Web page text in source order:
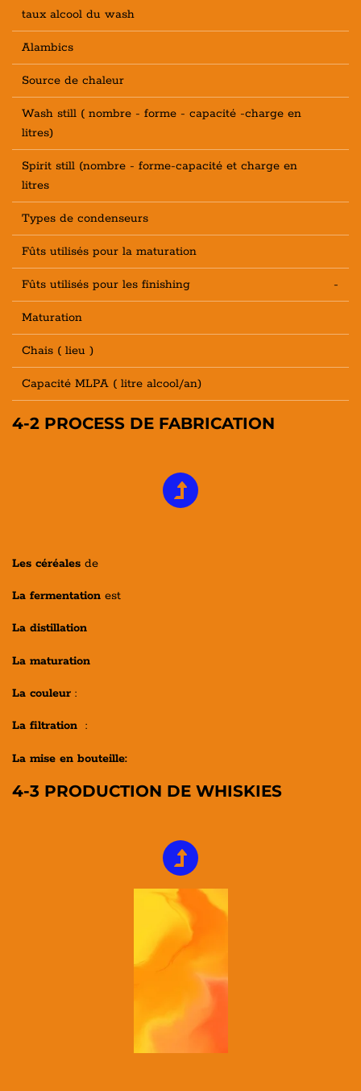
taux alcool du wash
Alambics
Source de chaleur
Wash still ( nombre - forme - capacité -charge en
litres)
Spirit still (nombre - forme-capacité et charge en
litres
Types de condenseurs
Fûts utilisés pour la maturation
Fûts utilisés pour les finishing -
Maturation
Chais ( lieu )
Capacité MLPA ( litre alcool/an)
4-2 PROCESS DE FABRICATION
Les céréales de
La fermentation est
La distillation
La maturation
La couleur :
La filtration :
La mise en bouteille:
4-3 PRODUCTION DE WHISKIES